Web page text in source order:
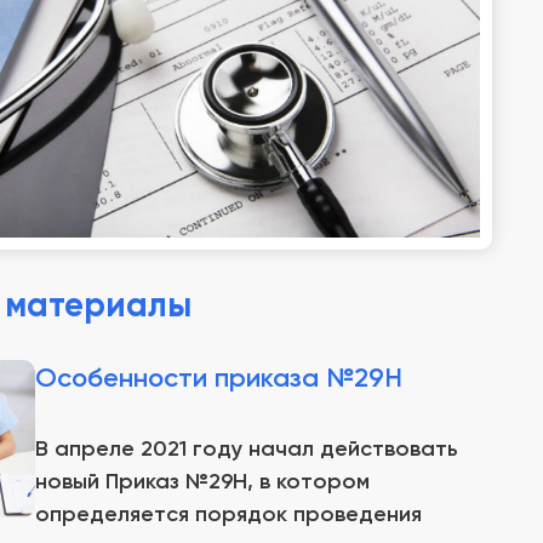
Особенности приказа №29Н
В апреле 2021 году начал действовать
новый Приказ №29Н, в котором
определяется порядок проведения